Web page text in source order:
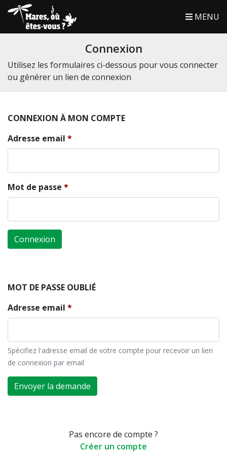
MENU
Connexion
Utilisez les formulaires ci-dessous pour vous connecter
ou générer un lien de connexion
CONNEXION À MON COMPTE
Adresse email
Mot de passe
Connexion
MOT DE PASSE OUBLIÉ
Adresse email
Spécifiez l'adresse email de votre compte pour recevoir un lien
de connexion par email
Envoyer la demande
Pas encore de compte ?
Créer un compte